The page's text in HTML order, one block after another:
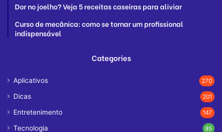
Dor no joelho? Veja 5 receitas caseiras para aliviar
Curso de mecânica: como se tornar um profissional
indispensável
Categories
Aplicativos 270
Dicas 201
Entretenimento 147
Tecnologia 85